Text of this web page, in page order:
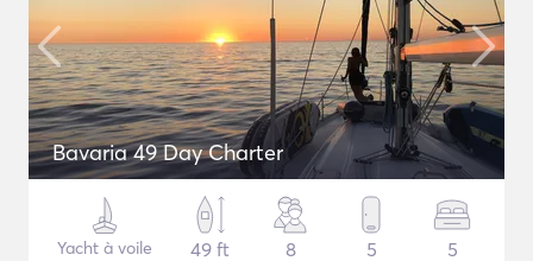
Bavaria 49 Day Charter
Yacht à voile
49 ft
8 5 5